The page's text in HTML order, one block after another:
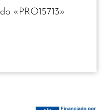
«PRO15713»